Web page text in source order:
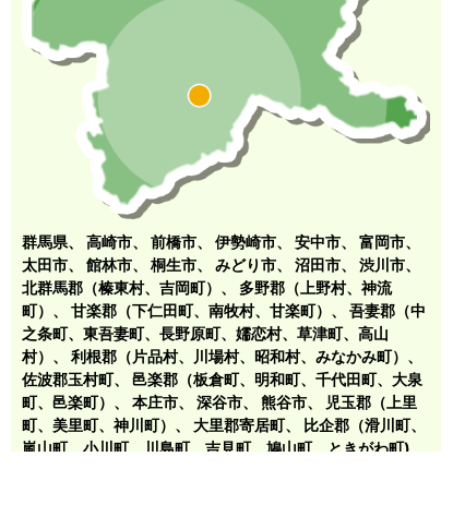
群馬県、 高崎市、 前橋市、 伊勢崎市、 安中市、 富岡市、
太田市、 館林市、 桐生市、 みどり市、 沼田市、 渋川市、
北群馬郡（榛東村、吉岡町） 、 多野郡（上野村、神流
町） 、 甘楽郡（下仁田町、南牧村、甘楽町） 、 吾妻郡（中
之条町、東吾妻町、長野原町、嬬恋村、草津町、高山
村） 、 利根郡（片品村、川場村、昭和村、みなかみ町） 、
佐波郡玉村町、 邑楽郡（板倉町、明和町、千代田町、大泉
町、邑楽町） 、 本庄市、 深谷市、 熊谷市、
児玉郡（上里
町、美里町、神川町） 、 大里郡寄居町、
比企郡（滑川町、
嵐山町、小川町、川島町、吉見町、鳩山町、ときがわ町)、